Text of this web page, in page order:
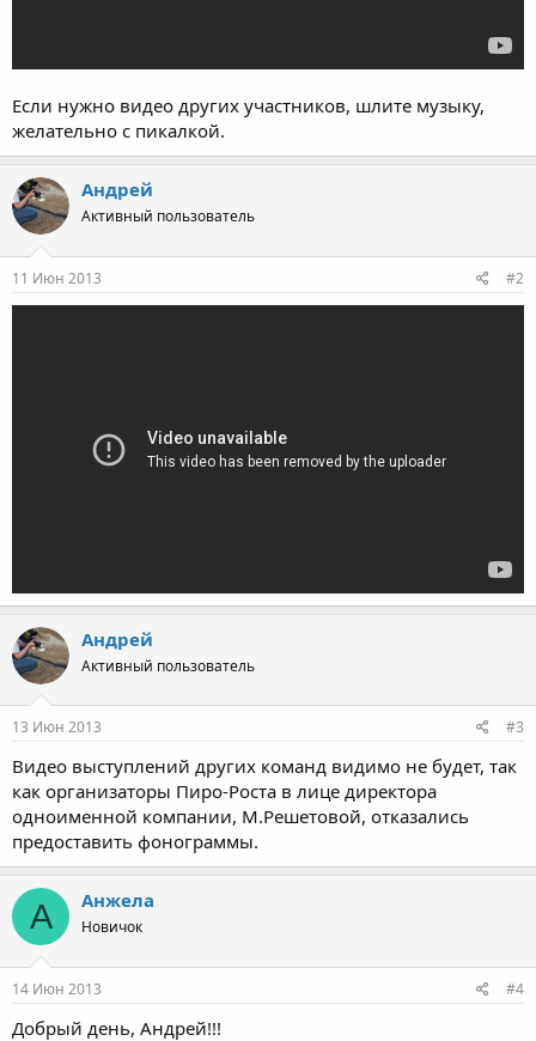
Если нужно видео других участников, шлите музыку,
желательно с пикалкой.
Андрей
Активный пользователь
11 Июн 2013 #2
Андрей
Активный пользователь
13 Июн 2013 #3
Видео выступлений других команд видимо не будет, так
как организаторы Пиро-Роста в лице директора
одноименной компании, М.Решетовой, отказались
предоставить фонограммы.
А Анжела
Новичок
14 Июн 2013 #4
Добрый день, Андрей!!!